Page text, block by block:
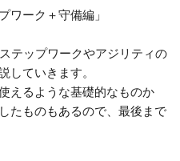
ワーク＋守備編」
テップワークやアジリティの
していきます。
えるような基礎的なものか
たものもあるので、最後まで